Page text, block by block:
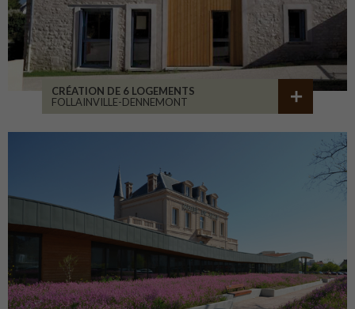
CRÉATION DE 6 LOGEMENTS
FOLLAINVILLE-DENNEMONT